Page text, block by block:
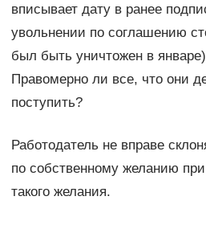
вписывает дату в ранее
увольнении по соглашению
был быть уничтожен в
Правомерно ли все, что они
поступить?
Работодатель не вправе
по собственному желанию
такого желания.